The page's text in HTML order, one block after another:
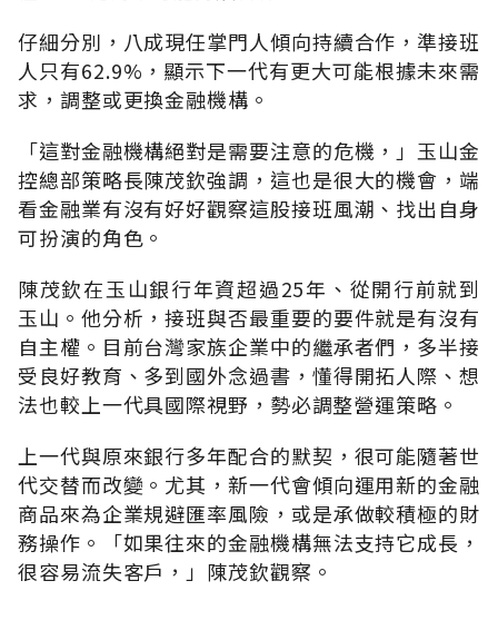
仔細分別，八成現任掌門人傾向持續合作，準接班
人只有62.9%，顯示下一代有更大可能根據未來需
求，調整或更換金融機構。
「這對金融機構絕對是需要注意的危機，」玉山金
控總部策略長陳茂欽強調，這也是很大的機會，端
看金融業有沒有好好觀察這股接班風潮、找出自身
可扮演的角色。
陳茂欽在玉山銀行年資超過25年、從開行前就到
玉山。他分析，接班與否最重要的要件就是有沒有
自主權。目前台灣家族企業中的繼承者們，多半接
受良好教育、多到國外念過書，懂得開拓人際、想
法也較上一代具國際視野，勢必調整營運策略。
上一代與原來銀行多年配合的默契，很可能隨著世
代交替而改變。尤其，新一代會傾向運用新的金融
商品來為企業規避匯率風險，或是承做較積極的財
務操作。「如果往來的金融機構無法支持它成長，
很容易流失客戶，」陳茂欽觀察。